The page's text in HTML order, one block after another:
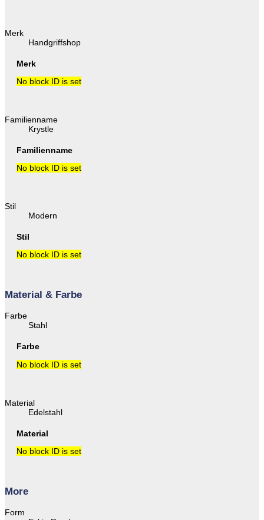
Merk
Handgriffshop
Merk
No block ID is set
Familienname
Krystle
Familienname
No block ID is set
Stil
Modern
Stil
No block ID is set
Material & Farbe
Farbe
Stahl
Farbe
No block ID is set
Material
Edelstahl
Material
No block ID is set
More
Form